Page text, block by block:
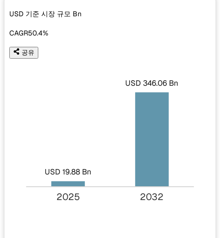
USD 기준 시장 규모 Bn
CAGR50.4%
공유
USD 19.88 Bn
USD 346.06 Bn
2025 2032